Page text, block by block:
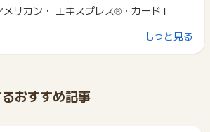
お申込み完了メールは必ず保管いただくよ
は対応ができない場合がございますの
ください。
る場合、広告主側で対象外とみなし、「獲
や比較サイト、検索サイトなどを経由し
・お買い物を利用されたことがある場合
ントタウンのポイント獲得の対象には含
るサービスの都合もしくは会員様の都合で
もキャンセルされた場合、ポイントが無効
ます。
更される場合がございますが、ご利用さ
されます。
どうかは各広告主ではなく、代理店が行
メリカン・ エキスプレス®・カード」
料！
発行！
もっと見る
おすすめ記事